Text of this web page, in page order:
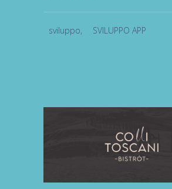
sviluppo, SVILUPPO APP